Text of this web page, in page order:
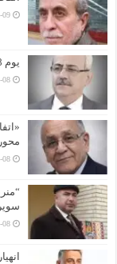
09
يوم 8 /8 والفرح لآخر مرة! فلاح المشعل
08
08
08